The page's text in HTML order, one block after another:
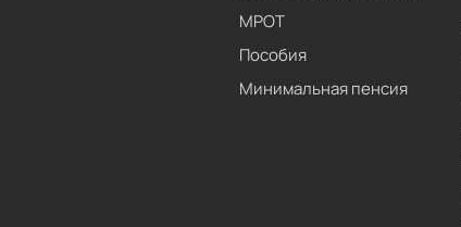
МРОТ
Пособия
Минимальная пенсия